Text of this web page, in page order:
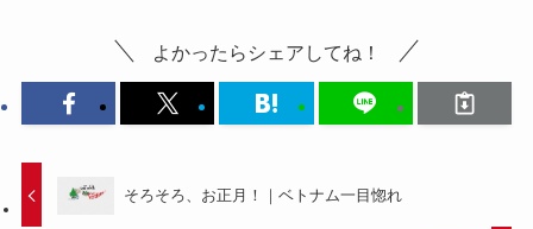
よかったらシェアしてね！
そろそろ、お正月！｜ベトナム一目惚れ